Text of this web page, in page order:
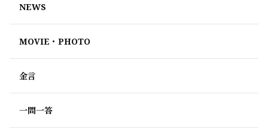
NEWS
MOVIE・PHOTO
金言
一問一答